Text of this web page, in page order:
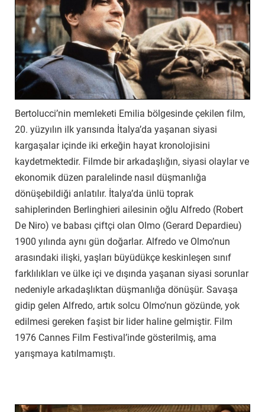
Bertolucci’nin memleketi Emilia bölgesinde çekilen film,
20. yüzyılın ilk yarısında İtalya’da yaşanan siyasi
kargaşalar içinde iki erkeğin hayat kronolojisini
kaydetmektedir. Filmde bir arkadaşlığın, siyasi olaylar ve
ekonomik düzen paralelinde nasıl düşmanlığa
dönüşebildiği anlatılır. İtalya’da ünlü toprak
sahiplerinden Berlinghieri ailesinin oğlu Alfredo (Robert
De Niro) ve babası çiftçi olan Olmo (Gerard Depardieu)
1900 yılında aynı gün doğarlar. Alfredo ve Olmo’nun
arasındaki ilişki, yaşları büyüdükçe keskinleşen sınıf
farklılıkları ve ülke içi ve dışında yaşanan siyasi sorunlar
nedeniyle arkadaşlıktan düşmanlığa dönüşür. Savaşa
gidip gelen Alfredo, artık solcu Olmo’nun gözünde, yok
edilmesi gereken faşist bir lider haline gelmiştir. Film
1976 Cannes Film Festival’inde gösterilmiş, ama
yarışmaya katılmamıştı.